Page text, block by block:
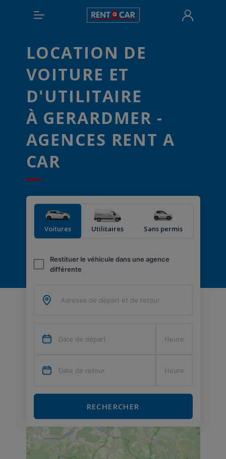
LOCATION DE
VOITURE ET
D'UTILITAIRE
À GERARDMER -
AGENCES RENT A
CAR
Voitures Utilitaires Sans permis
Restituer le véhicule dans une agence
différente
RECHERCHER